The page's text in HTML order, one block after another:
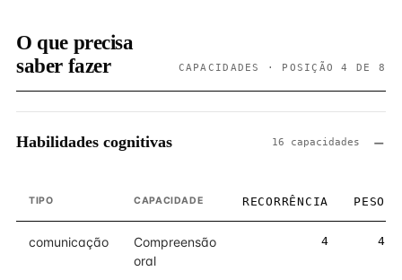
O que precisa
saber fazer
CAPACIDADES · POSIÇÃO 4 DE 8
Habilidades cognitivas 16 capacidades
TIPO CAPACIDADE RECORRÊNCIA PESO
comunicação
Compreensão
oral
4 4